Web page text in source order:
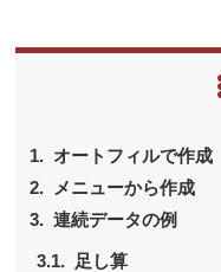
オートフィルで作成
メニューから作成
連続データの例
足し算